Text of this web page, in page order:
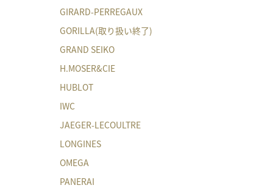
GIRARD-PERREGAUX
GORILLA(取り扱い終了)
GRAND SEIKO
H.MOSER&CIE
HUBLOT
IWC
JAEGER-LECOULTRE
LONGINES
OMEGA
PANERAI